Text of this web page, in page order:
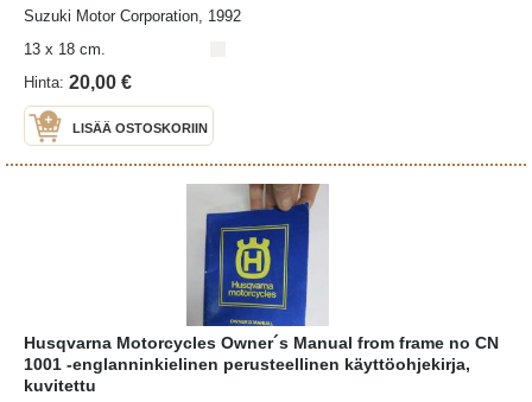
Suzuki Motor Corporation, 1992
13 x 18 cm.
Hinta: 20,00 €
LISÄÄ OSTOSKORIIN
Husqvarna Motorcycles Owner´s Manual from frame no CN
1001 -englanninkielinen perusteellinen käyttöohjekirja,
kuvitettu